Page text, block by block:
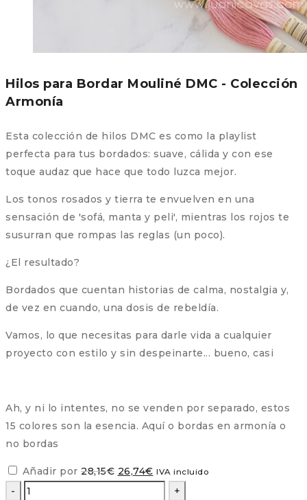
Hilos para Bordar Mouliné DMC - Colección
Armonía
Esta colección de hilos DMC es como la playlist
perfecta para tus bordados: suave, cálida y con ese
toque audaz que hace que todo luzca mejor.
Los tonos rosados y tierra te envuelven en una
sensación de 'sofá, manta y peli', mientras los rojos te
susurran que rompas las reglas (un poco).
¿El resultado?
Bordados que cuentan historias de calma, nostalgia y,
de vez en cuando, una dosis de rebeldía.
Vamos, lo que necesitas para darle vida a cualquier
proyecto con estilo y sin despeinarte... bueno, casi
Ah, y ni lo intentes, no se venden por separado, estos
15 colores son la esencia. Aquí o bordas en armonía o
no bordas
Añadir por 28,15€ El
26,74€El
precio
IVA incluido
Patrón